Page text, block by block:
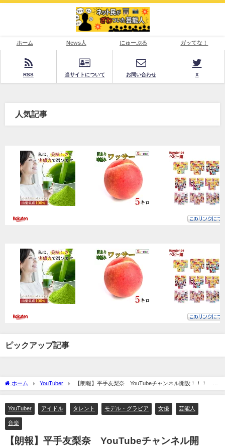
ホーム News人 にゅーぷる ガッてな！
RSS 当サイトについて お問い合わせ X
人気記事
ピックアップ記事
ホーム YouTuber
【朗報】平手友梨奈 YouTubeチャンネル開設！！！ ミ
ニ丈スーツでキレッキレ＆美肌美脚に・・・
YouTuber アイドル タレント モデル・グラビア 女優 芸能人
音楽
【朗報】平手友梨奈 YouTubeチャンネル開